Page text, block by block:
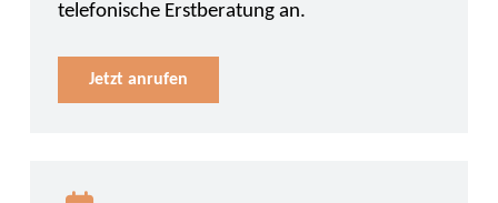
telefonische Erstberatung an.
Jetzt anrufen